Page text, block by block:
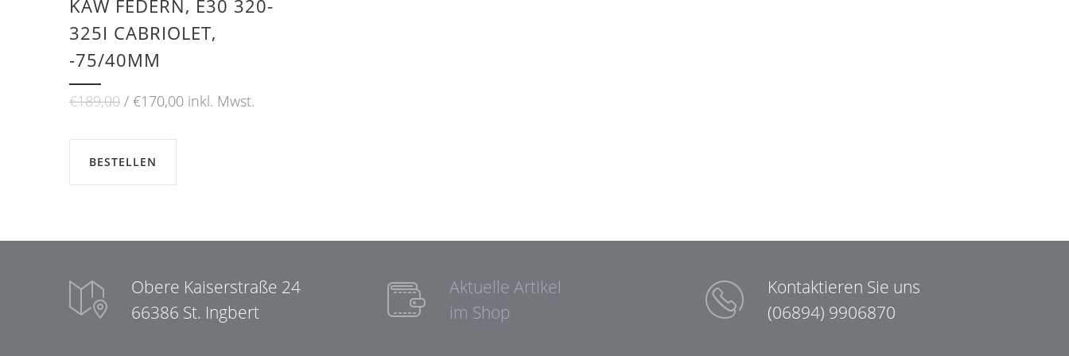
KAW FEDERN, E30 320-
325I CABRIOLET,
-75/40MM
€189,00Ursprünglicher
€189,00
€170,00Aktueller
inkl. Mwst.
BESTELLEN
Obere Kaiserstraße 24
66386 St. Ingbert
Aktuelle Artikel
im Shop
Kontaktieren Sie uns
(06894) 9906870